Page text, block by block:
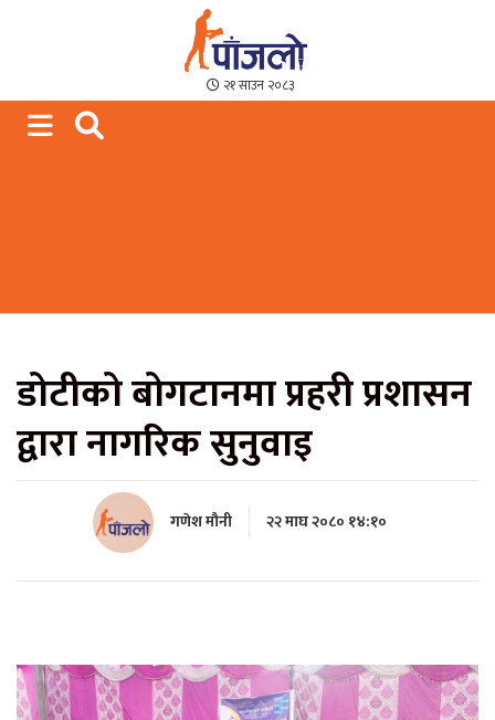
Paajalo News
We are from Far West Nepal
२१ साउन २०८३
डोटीको बोगटानमा प्रहरी प्रशासन
द्वारा नागरिक सुनुवाइ
गणेश मौनी २२ माघ २०८० १४:१०